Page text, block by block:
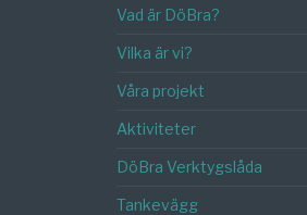
Vad är DöBra?
Vilka är vi?
Våra projekt
Aktiviteter
DöBra Verktygslåda
Tankevägg